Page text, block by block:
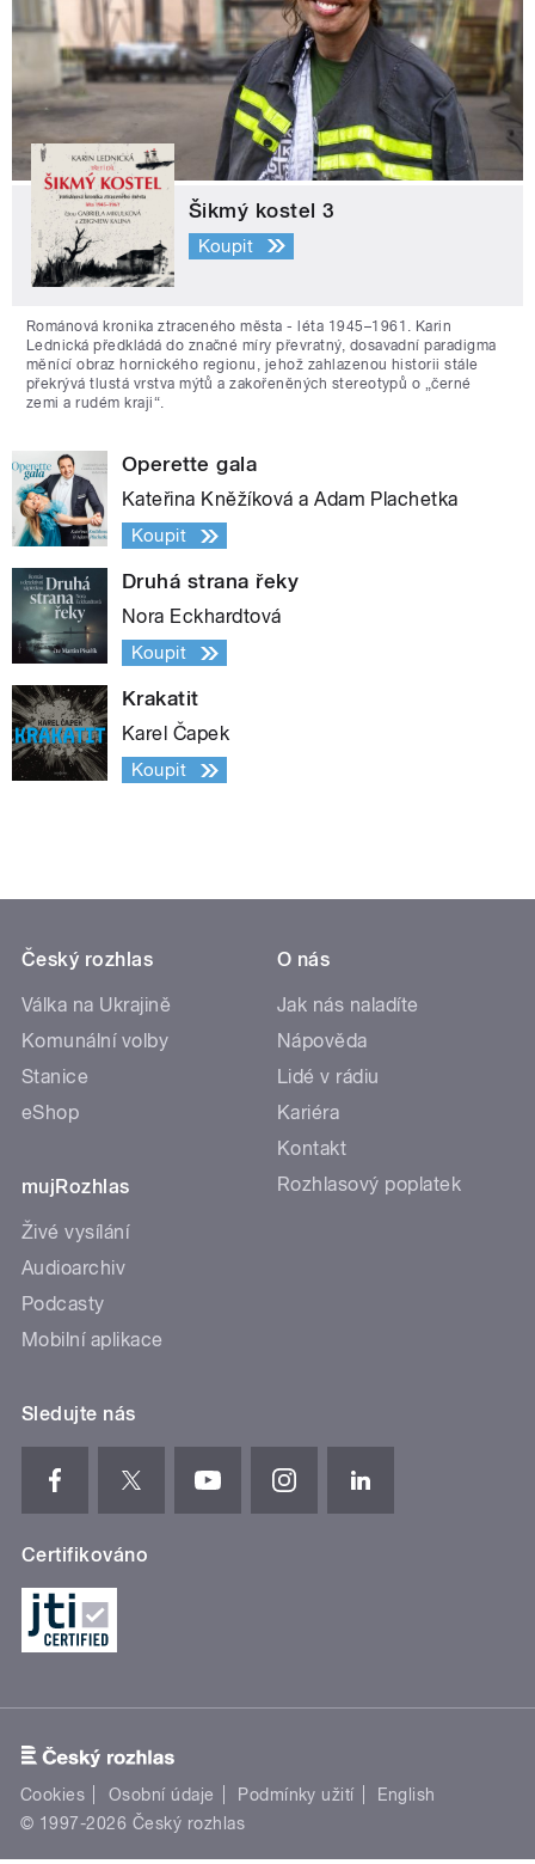
Šikmý kostel 3
Koupit
Románová kronika ztraceného města - léta 1945–1961. Karin
Lednická předkládá do značné míry převratný, dosavadní paradigma
měnící obraz hornického regionu, jehož zahlazenou historii stále
překrývá tlustá vrstva mýtů a zakořeněných stereotypů o „černé
zemi a rudém kraji“.
Operette gala
Kateřina Kněžíková a Adam Plachetka
Koupit
Druhá strana řeky
Nora Eckhardtová
Koupit
Krakatit
Karel Čapek
Koupit
Český rozhlas
Válka na Ukrajině
Komunální volby
Stanice
eShop
mujRozhlas
Živé vysílání
Audioarchiv
Podcasty
Mobilní aplikace
O nás
Jak nás naladíte
Nápověda
Lidé v rádiu
Kariéra
Kontakt
Rozhlasový poplatek
Sledujte nás
Certifikováno
Cookies Osobní údaje Podmínky užití
English
© 1997-2026 Český rozhlas